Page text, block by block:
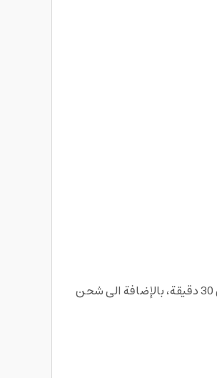
يوفر هاتف Samsung S24 ultra بطارية قوية تعمل بقدرة 5000 مللي أمبير مع شحن سريع بسعة 45 واط حيث يتم شحن الهاتف إلى 65% في غضون 30 دقيقة، بالإضافة الى شحن